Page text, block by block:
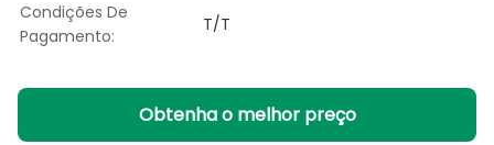
Condições De
Pagamento:
T/T
Obtenha o melhor preço